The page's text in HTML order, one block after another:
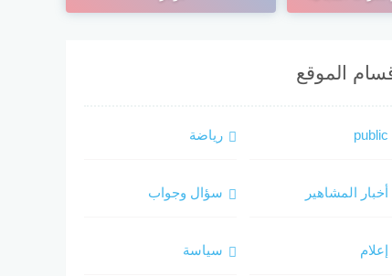
الموقع
public
أخبار المشاهير
إعلام
رياضة
سؤال وجواب
سياسة